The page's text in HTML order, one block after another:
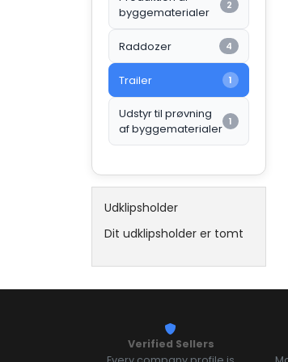
byggematerialer
2
Raddozer 4
Trailer 1
Udstyr til prøvning
af byggematerialer 1
Udklipsholder
Dit udklipsholder er tomt
Verified Sellers